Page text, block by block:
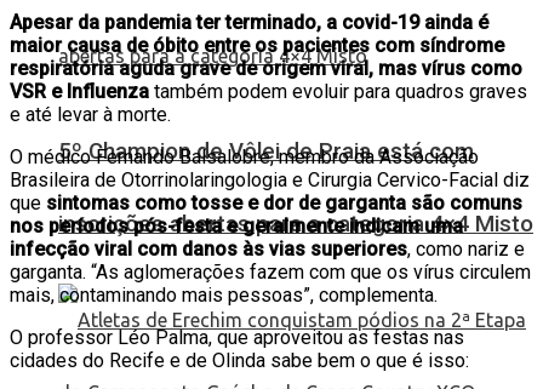
5º Champion de Vôlei de Praia está com
inscrições abertas para a categoria 4×4 Misto
Apesar da pandemia ter terminado, a covid-19 ainda é
maior causa de óbito entre os pacientes com síndrome
respiratória aguda grave de origem viral, mas vírus como
VSR e Influenza também podem evoluir para quadros graves
e até levar à morte.
O médico Fernando Balsalobre, membro da Associação
Brasileira de Otorrinolaringologia e Cirurgia Cervico-Facial diz
que sintomas como tosse e dor de garganta são comuns
nos períodos pós-festa e geralmente indicam uma
infecção viral com danos às vias superiores, como nariz e
garganta. “As aglomerações fazem com que os vírus circulem
mais, contaminando mais pessoas”, complementa.
O professor Léo Palma, que aproveitou as festas nas
cidades do Recife e de Olinda sabe bem o que é isso: